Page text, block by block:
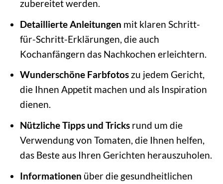
zubereitet werden.
Detaillierte Anleitungen mit klaren Schritt-
für-Schritt-Erklärungen, die auch
Kochanfängern das Nachkochen erleichtern.
Wunderschöne Farbfotoszu jedem Gericht,
die Ihnen Appetit machen und als Inspiration
dienen.
Nützliche Tipps und Tricksrund um die
Verwendung von Tomaten, die Ihnen helfen,
das Beste aus Ihren Gerichten herauszuholen.
Informationen über die gesundheitlichen